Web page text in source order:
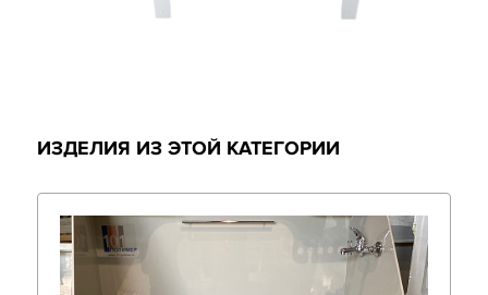
ИЗДЕЛИЯ ИЗ ЭТОЙ КАТЕГОРИИ